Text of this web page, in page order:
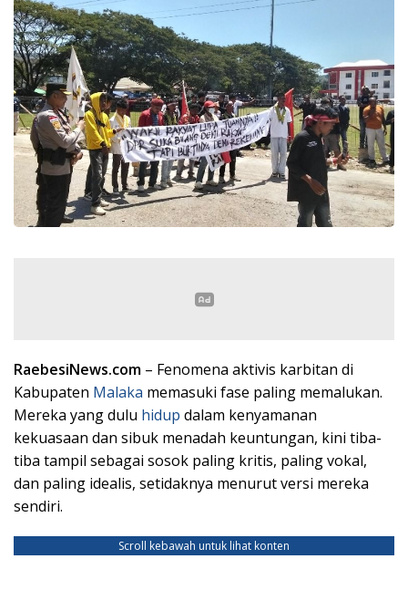
RaebesiNews.com – Fenomena aktivis karbitan di
Kabupaten Malaka memasuki fase paling memalukan.
Mereka yang dulu hidup dalam kenyamanan
kekuasaan dan sibuk menadah keuntungan, kini tiba-
tiba tampil sebagai sosok paling kritis, paling vokal,
dan paling idealis, setidaknya menurut versi mereka
sendiri.
Scroll kebawah untuk lihat konten